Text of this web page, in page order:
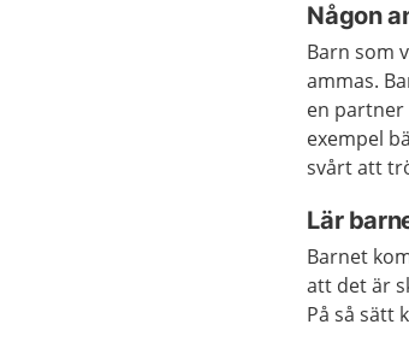
Någon
Barn som
ammas.
en partner
exempel
svårt att
Lär
Barnet
att det är
På så sätt